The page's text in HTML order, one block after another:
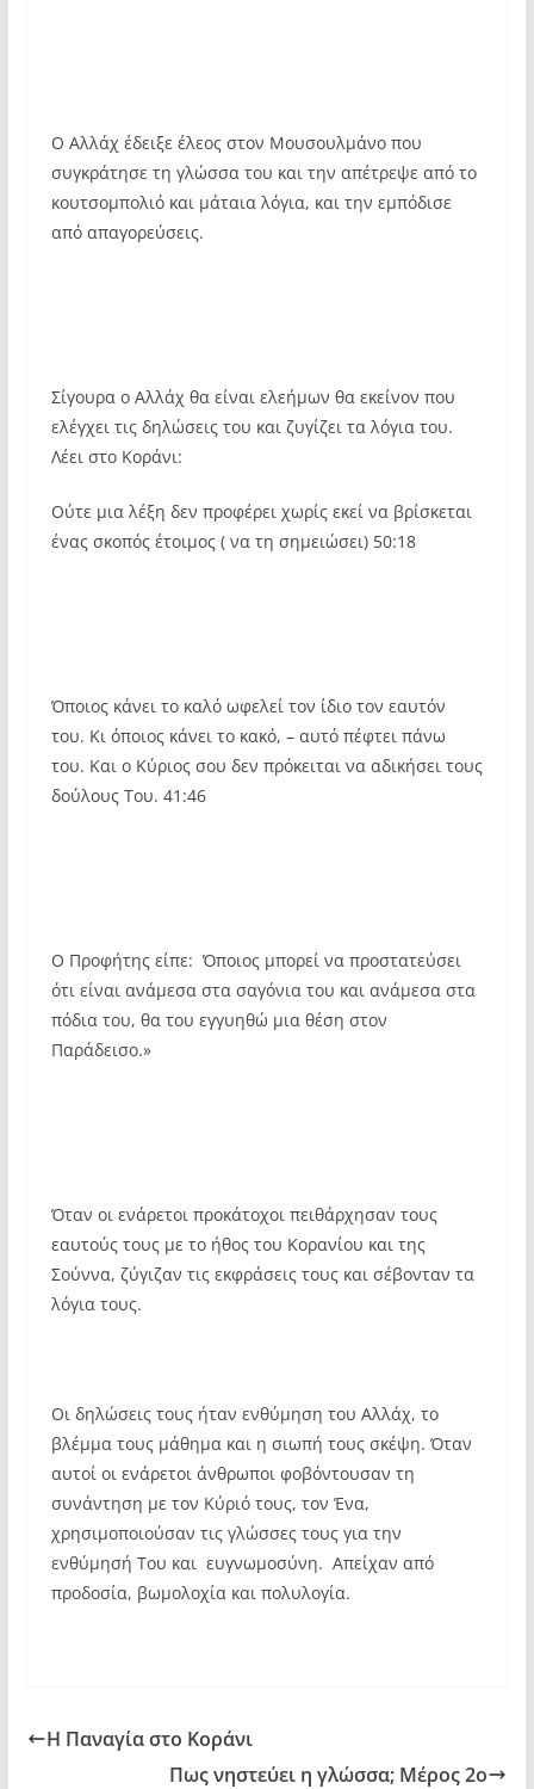
Ο Αλλάχ έδειξε έλεος στον Μουσουλμάνο που
συγκράτησε τη γλώσσα του και την απέτρεψε από το
κουτσομπολιό και μάταια λόγια, και την εμπόδισε
από απαγορεύσεις.
Σίγουρα ο Αλλάχ θα είναι ελεήμων θα εκείνον που
ελέγχει τις δηλώσεις του και ζυγίζει τα λόγια του.
Λέει στο Κοράνι:
Ούτε μια λέξη δεν προφέρει χωρίς εκεί να βρίσκεται
ένας σκοπός έτοιμος ( να τη σημειώσει) 50:18
Όποιος κάνει το καλό ωφελεί τον ίδιο τον εαυτόν
του. Κι όποιος κάνει το κακό, – αυτό πέφτει πάνω
του. Και ο Κύριος σου δεν πρόκειται να αδικήσει τους
δούλους Του. 41:46
Ο Προφήτης είπε: Όποιος μπορεί να προστατεύσει
ότι είναι ανάμεσα στα σαγόνια του και ανάμεσα στα
πόδια του, θα του εγγυηθώ μια θέση στον
Παράδεισο.»
Όταν οι ενάρετοι προκάτοχοι πειθάρχησαν τους
εαυτούς τους με το ήθος του Κορανίου και της
Σούννα, ζύγιζαν τις εκφράσεις τους και σέβονταν τα
λόγια τους.
Οι δηλώσεις τους ήταν ενθύμηση του Αλλάχ, το
βλέμμα τους μάθημα και η σιωπή τους σκέψη. Όταν
αυτοί οι ενάρετοι άνθρωποι φοβόντουσαν τη
συνάντηση με τον Κύριό τους, τον Ένα,
χρησιμοποιούσαν τις γλώσσες τους για την
ενθύμησή Του και ευγνωμοσύνη. Απείχαν από
προδοσία, βωμολοχία και πολυλογία.
Η Παναγία στο Κοράνι
Πως νηστεύει η γλώσσα; Μέρος 2ο